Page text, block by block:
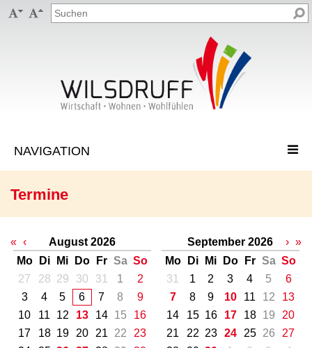
 
Termine
« ‹
August 2026
Mo
Di Mi Do Fr Sa So
27
28 29 30 31 1
2
3
4 5 6 7 8
9
10
11 12 13 14 15
16
17
18 19 20 21 22
23
September 2026
Mo
Di Mi Do Fr Sa So
31
1 2 3 4 5
6
7
8 9 10 11 12
13
14
15 16 17 18 19
20
21
22 23 24 25 26
27
› »